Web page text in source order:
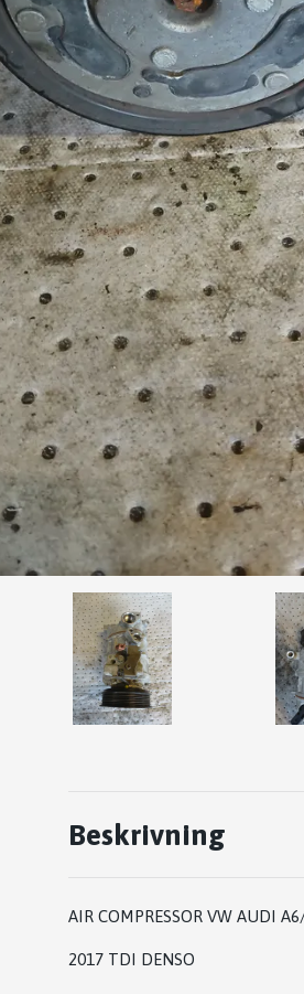
Beskrivning
AIR COMPRESSOR VW AUDI
2017 TDI DENSO